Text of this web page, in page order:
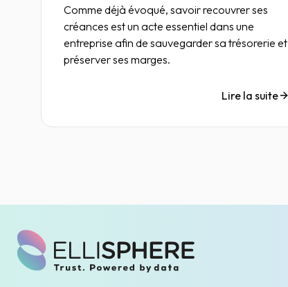
Comme déjà évoqué, savoir recouvrer ses
créances est un acte essentiel dans une
entreprise afin de sauvegarder sa trésorerie et
préserver ses marges.
Lire la suite